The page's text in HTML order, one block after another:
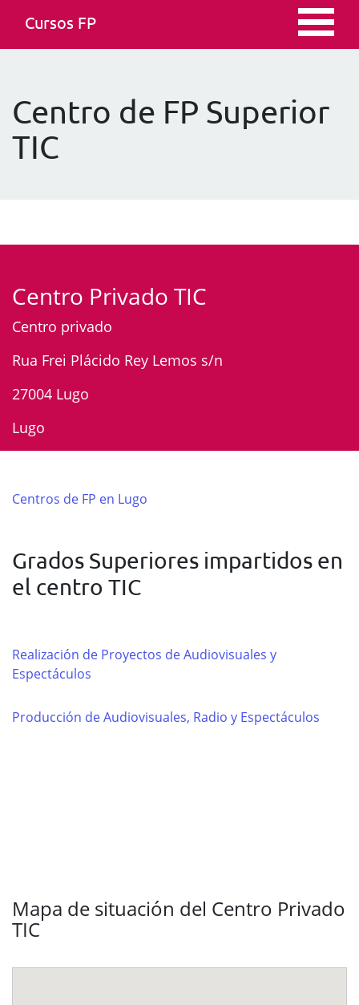
Cursos FP
Centro de FP Superior
TIC
Centro Privado TIC
Centro privado
Rua Frei Plácido Rey Lemos s/n
27004 Lugo
Lugo
Centros de FP en Lugo
Grados Superiores impartidos en
el centro TIC
Realización de Proyectos de Audiovisuales y
Espectáculos
Producción de Audiovisuales, Radio y Espectáculos
Mapa de situación del Centro Privado
TIC